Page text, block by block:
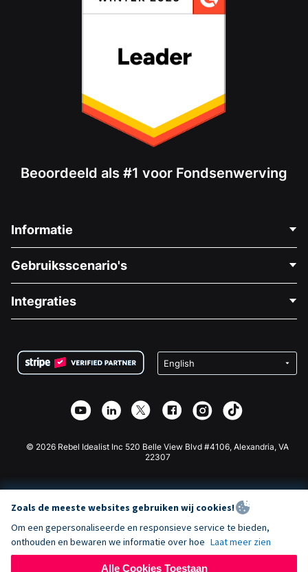
Beoordeeld als #1 voor Fondsenwerving
Informatie
Over Ons
Vacatures
Privacy
Affiliate Partnerschap
Gebruiksscenario's
Medische Fondsenwerving
Goede Doelen Fondsenwerving
Integraties
Wix Donatie Plugin
Webflow Donatie App
Joomla Donatie
© 2026 Rebel Idealist Inc 520 Belle View Blvd #4106, Alexandria, VA
22307
Zoals de meeste websites gebruiken wij cookies!
Om een gepersonaliseerde en responsieve service te bieden,
onthouden en bewaren we informatie over hoe Laat meer zien
Alle Cookies Toestaan